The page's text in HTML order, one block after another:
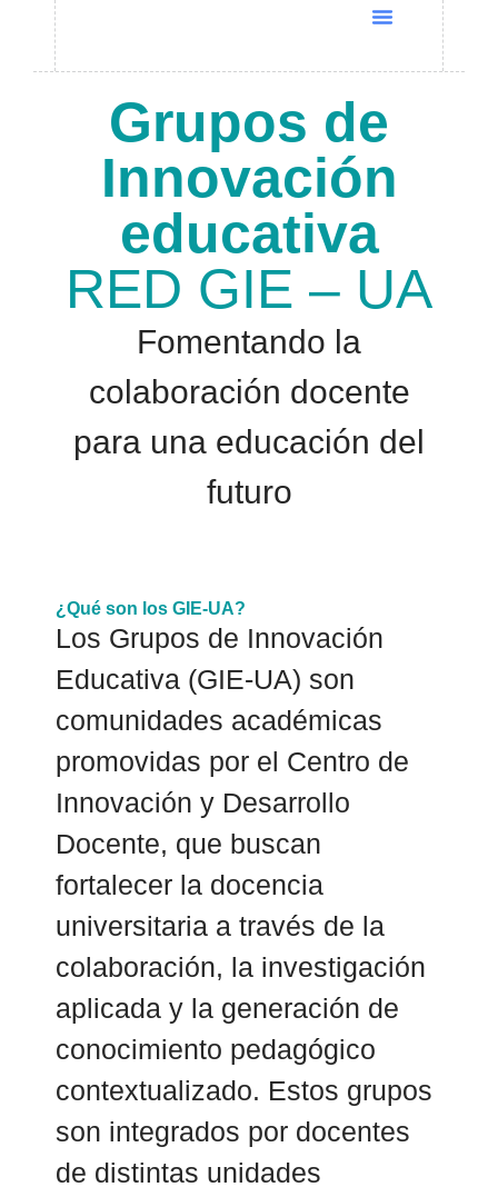
Grupos de
Innovación
educativa
RED GIE – UA
Fomentando la
colaboración docente
para una educación del
futuro
¿Qué son los GIE-UA?
Los Grupos de Innovación
Educativa (GIE-UA) son
comunidades académicas
promovidas por el Centro de
Innovación y Desarrollo
Docente, que buscan
fortalecer la docencia
universitaria a través de la
colaboración, la investigación
aplicada y la generación de
conocimiento pedagógico
contextualizado. Estos grupos
son integrados por docentes
de distintas unidades